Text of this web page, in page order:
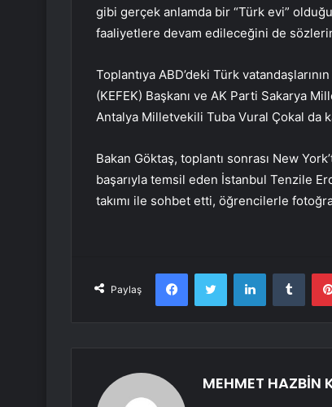
gibi gerçek anlamda bir “Türk evi”
faaliyetlere devam edileceğini de
Toplantıya ABD’deki Türk
(KEFEK) Başkanı ve AK Parti Sakarya
Antalya Milletvekili Tuba Vural Çokal da
Bakan Göktaş, toplantı sonrası New
başarıyla temsil eden İstanbul Tenzile
takımı ile sohbet etti, öğrencilerle
Paylaş
FacebookTwitter LinkedIn
MEHMET HAZBİN